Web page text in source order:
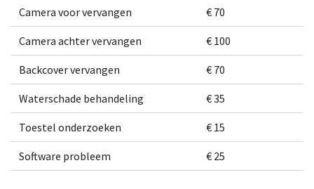
Camera voor vervangen € 70
Camera achter vervangen € 100
Backcover vervangen € 70
Waterschade behandeling € 35
Toestel onderzoeken € 15
Software probleem € 25